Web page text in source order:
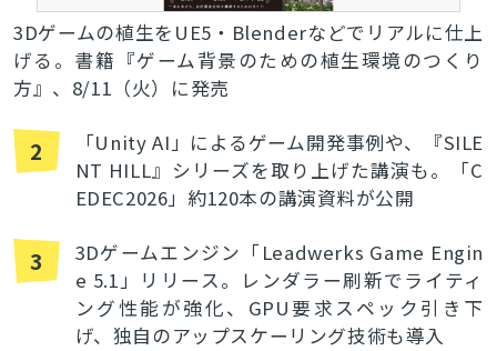
3Dゲームの植生をUE5・Blenderなどでリアルに仕上
げる。書籍『ゲーム背景のための植生環境のつくり
方』、8/11（火）に発売
2
「Unity AI」によるゲーム開発事例や、『SILE
NT HILL』シリーズを取り上げた講演も。「C
EDEC2026」約120本の講演資料が公開
3
3Dゲームエンジン「Leadwerks Game Engin
e 5.1」リリース。レンダラー刷新でライティ
ング性能が強化、GPU要求スペック引き下
げ、独自のアップスケーリング技術も導入